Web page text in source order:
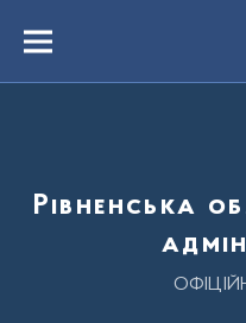
вмістуMenu
Рівненська